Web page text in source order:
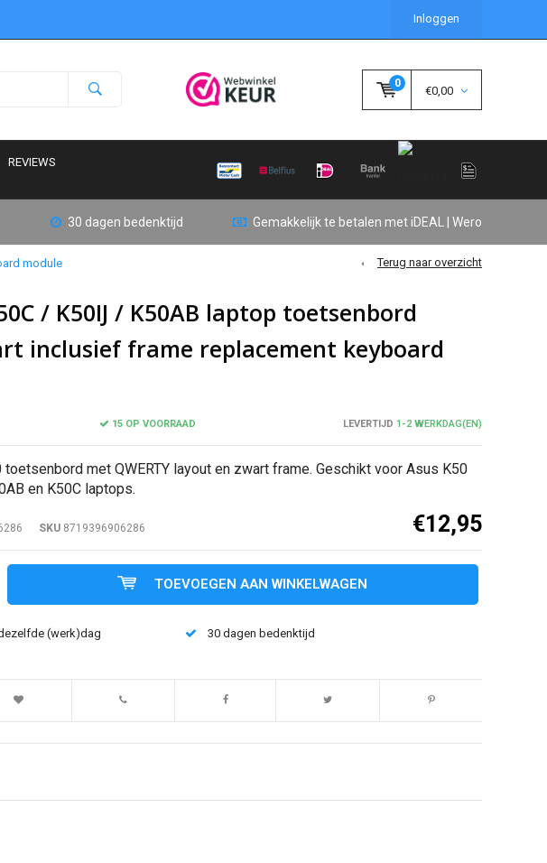
Inloggen
0
€0,00
REVIEWS
30 dagen bedenktijd Gemakkelijk te betalen met iDEAL | Wero
module Terug naar overzicht
/ K50IJ / K50AB laptop toetsenbord
inclusief frame replacement keyboard
15 OP VOORRAAD LEVERTIJD 1-2 WERKDAG(EN)
met QWERTY layout en zwart frame. Geschikt voor Asus K50
en K50C laptops.
SKU8719396906286 €12,95
TOEVOEGEN AAN WINKELWAGEN
(werk)dag
30 dagen bedenktijd